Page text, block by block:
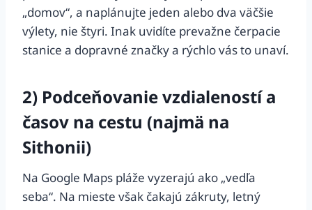
„domov“, a naplánujte jeden alebo dva väčšie
výlety, nie štyri. Inak uvidíte prevažne čerpacie
stanice a dopravné značky a rýchlo vás to unaví.
2) Podceňovanie vzdialeností a
časov na cestu (najmä na
Sithonii)
Na Google Maps pláže vyzerajú ako „vedľa
seba“. Na mieste však čakajú zákruty, letný